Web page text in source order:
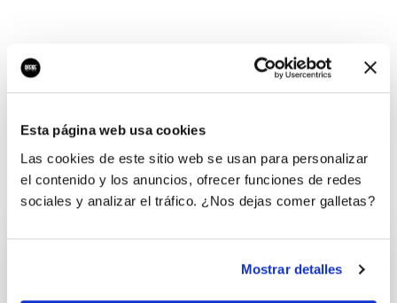
Esta página web usa cookies
Las cookies de este sitio web se usan para personalizar
el contenido y los anuncios, ofrecer funciones de redes
sociales y analizar el tráfico. ¿Nos dejas comer galletas?
Mostrar detalles
¡Ups, no hay nada por
aquí!
¿Quieres jugar al juego del empresario?